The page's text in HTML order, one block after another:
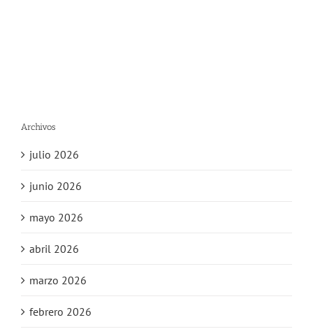
Archivos
julio 2026
junio 2026
mayo 2026
abril 2026
marzo 2026
febrero 2026